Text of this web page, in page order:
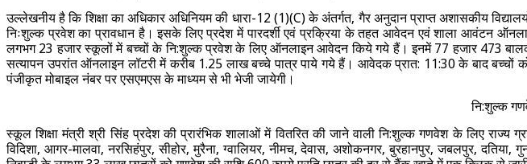
उल्‍लेखनीय है कि शिक्षा का अधिकार अधिनियम की धारा-12 (1)(C) के अंतर्गत, गैर अनुदान प्राप्त अशासकीय
निःशुल्क प्रवेश का प्रावधान है। इसके लिए प्रदेश में पारदर्शी एवं प्रक्रिया के तहत आवेदन एवं शाला आवंटन
लगभग 23 हजार स्कूलों में बच्‍चों के नि:शुल्‍क प्रवेश के लिए ऑनलाइन आवेदन किये गये हैं। इनमें 77 हजार 473
सत्यापन उपरांत ऑनलाइन लॉटरी में करीब 1.25 लाख बच्चे पात्र पाये गये हैं। आवेदक प्रात: 11:30 के बाद बच्‍चों
पंजीकृत मोबाइल नंबर पर एसएमएस के माध्‍यम से भी भेजी जायेगी।
नि:शुल्क
स्कूल शिक्षा मंत्री श्री सिंह प्रदेश की प्रारंभिक शालाओं में वितरित की जाने वाली नि:शुल्‍क गणवेश के लिए
विदिशा, आगर-मालवा, नरसिहंपुर, सीहोर, मुरैना, ग्वालियर, नीमच, देवास, अशोकनगर, बुरहानपुर, जबलपुर,